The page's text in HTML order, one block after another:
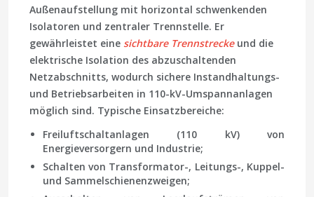
Außenaufstellung mit horizontal schwenkenden
Isolatoren und zentraler Trennstelle. Er
gewährleistet eine sichtbare Trennstreckeund die
elektrische Isolation des abzuschaltenden
Netzabschnitts, wodurch sichere Instandhaltungs-
und Betriebsarbeiten in 110-kV-Umspannanlagen
möglich sind. Typische Einsatzbereiche:
Freiluftschaltanlagen (110 kV) von
Energieversorgern und Industrie;
Schalten von Transformator-, Leitungs-, Kuppel-
und Sammelschienenzweigen;